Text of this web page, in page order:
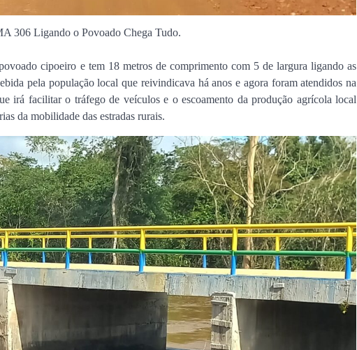
306 Ligando o Povoado Chega Tudo.
cipoeiro e tem 18 metros de comprimento com 5 de largura ligando as
pela população local que reivindicava há anos e agora foram atendidos na
irá facilitar o tráfego de veículos e o escoamento da produção agrícola local
da mobilidade das estradas rurais.